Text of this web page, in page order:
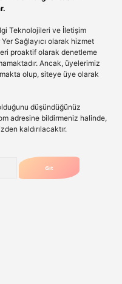
Teknolojileri ve İletişim
Sağlayıcı olarak hizmet
proaktif olarak denetleme
Ancak, üyelerimiz
olup, siteye üye olarak
düşündüğünüz
adresine bildirmeniz halinde,
kaldırılacaktır.